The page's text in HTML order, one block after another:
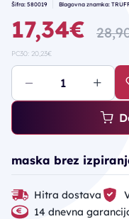
Šifra: 580019 Blagovna znamka:
17,34€
PC30: 20,23€
maska brez
Hitra dostava
14 dnevna